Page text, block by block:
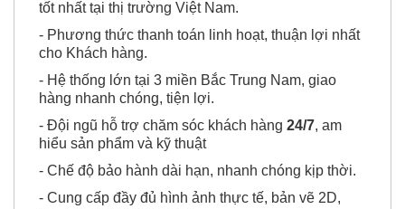
- Phương thức thanh toán linh hoạt, thuận lợi nhất
cho Khách hàng.
- Hệ thống lớn tại 3 miền Bắc Trung Nam, giao
hàng nhanh chóng, tiện lợi.
- Đội ngũ hỗ trợ chăm sóc khách hàng
hiểu sản phẩm và kỹ thuật
- Chế độ bảo hành dài hạn, nhanh chóng kịp thời.
- Cung cấp đầy đủ hình ảnh thực tế, bản vẽ 2D,
3D, CAD của sản phẩm.